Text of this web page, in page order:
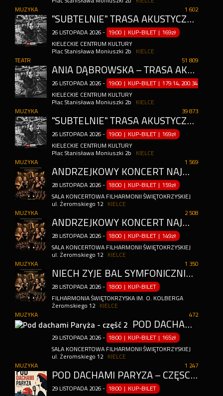
1 602
MUZYKA
"SUBTELNIE" TRASA AKUSTYCZNA
26 LISTOPADA 2026 - 19:00 | KUP-BILET |169zł
KIELECKIE CENTRUM KULTURY
Plac Stanisława Moniuszki 2b
KIELCE
51 809
TEATR
ANIA DĄBROWSKA – TRASA AKUSTYCZNA
26 LISTOPADA 2026 - 19:00 | KUP-BILET |179.14, 200.34zł
KIELECKIE CENTRUM KULTURY
Plac Stanisława Moniuszki 2b
KIELCE
39 873
MUZYKA
"SUBTELNIE" TRASA AKUSTYCZNA
26 LISTOPADA 2026 - 19:00 | KUP-BILET |169zł
KIELECKIE CENTRUM KULTURY
Plac Stanisława Moniuszki 2b
KIELCE
1 569
MUZYKA
ANDRZEJKOWY KONCERT NAJWIĘKSZYCH POLSKICH PRZEBOJÓW
28 LISTOPADA 2026 - 18:00 | KUP-BILET |159zł
SALA KONCERTOWA FILHARMONII ŚWIĘTOKRZYSKIEJ
ul. Żeromskiego 12
KIELCE
2 508
MUZYKA
ANDRZEJKOWY KONCERT NAJWIĘKSZYCH POLSKICH PRZEBOJÓW
28 LISTOPADA 2026 - 18:00 | KUP-BILET |149zł
SALA KONCERTOWA FILHARMONII ŚWIĘTOKRZYSKIEJ
ul. Żeromskiego 12
KIELCE
1 350
MUZYKA
NIECH ŻYJE BAL SYMFONICZNIE - KONCERT NAJWIĘKSZYCH POLSKICH PRZEBOJÓW - IMPREZA KONTRAHENTA ZEWNĘTRZNEGO
28 LISTOPADA 2026 - 18:00 | KUP-BILET
FILHARMONIA ŚWIĘTOKRZYSKA IM. O. KOLBERGA
Żeromskiego 12
KIELCE
472
MUZYKA
POD DACHAMI PARYŻA - CZĘŚĆ 2
29 LISTOPADA 2026 - 18:00 | KUP-BILET |165zł
SALA KONCERTOWA FILHARMONII ŚWIĘTOKRZYSKIEJ
ul. Żeromskiego 12
KIELCE
1 247
MUZYKA
POD DACHAMI PARYŻA – CZĘŚĆ 2
29 LISTOPADA 2026 - 18:00 | KUP-BILET